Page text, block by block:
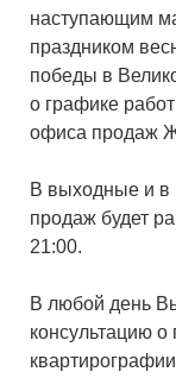
наступающим
праздником
победы в
о графике
офиса продаж
В выходные и в
продаж будет
21:00.
В любой день
консультацию о